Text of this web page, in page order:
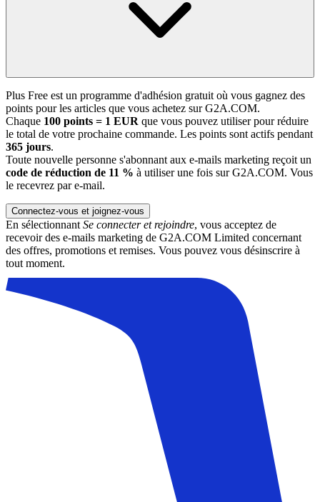
Plus Free est un programme d'adhésion gratuit où vous gagnez des
points pour les articles que vous achetez sur G2A.COM.
Chaque 100 points = 1 EUR que vous pouvez utiliser pour réduire
le total de votre prochaine commande. Les points sont actifs pendant
365 jours.
Toute nouvelle personne s'abonnant aux e-mails marketing reçoit un
code de réduction de 11 % à utiliser une fois sur G2A.COM. Vous
le recevrez par e-mail.
Connectez-vous et joignez-vous
En sélectionnant Se connecter et rejoindre, vous acceptez de
recevoir des e-mails marketing de G2A.COM Limited concernant
des offres, promotions et remises. Vous pouvez vous désinscrire à
tout moment.